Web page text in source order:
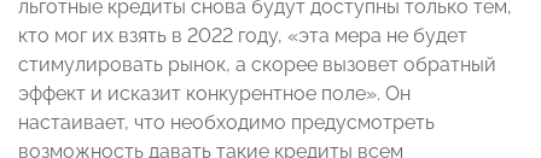
льготные кредиты снова будут доступны только тем,
кто мог их взять в 2022 году, «эта мера не будет
стимулировать рынок, а скорее вызовет обратный
эффект и исказит конкурентное поле». Он
настаивает, что необходимо предусмотреть
возможность давать такие кредиты всем